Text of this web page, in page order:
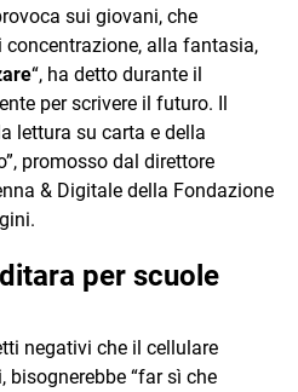
sui giovani, che
alla fantasia,
“, ha detto durante il
per scrivere il futuro. Il
lettura su carta e della
promosso dal direttore
& Digitale della Fondazione
per scuole
negativi che il cellulare
“far sì che